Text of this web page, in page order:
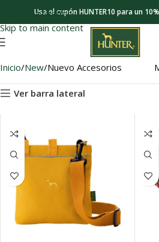
Skip to navigation
Skip to main content
Usa el cupón HUNTER10 para un
Inicio New Nuevo Accesorios
Ver barra lateral